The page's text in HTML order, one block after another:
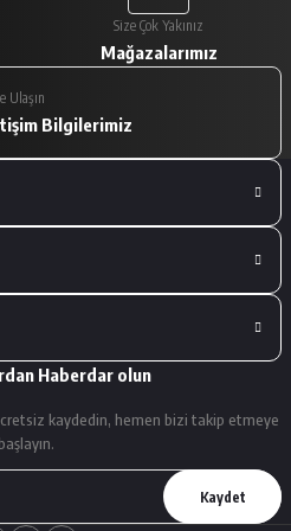
Size Çok Yakınız
Mağazalarımız
Ulaşın
Bilgilerimiz
Haberdar olun
kaydedin, hemen bizi takip etmeye
başlayın.
Kaydet